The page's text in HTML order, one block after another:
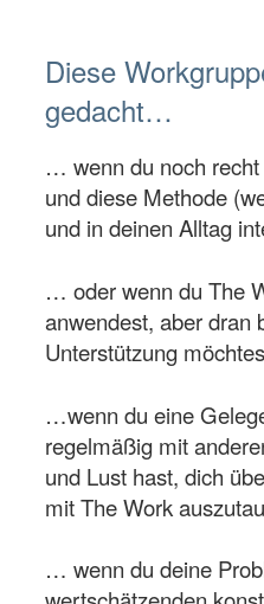
Diese
gedacht…
… wenn du noch
und diese Methode
und in deinen Alltag
… oder wenn du The
anwendest, aber dran
Unterstützung
…wenn du eine
regelmäßig mit
und Lust hast, dich
mit The Work
… wenn du deine